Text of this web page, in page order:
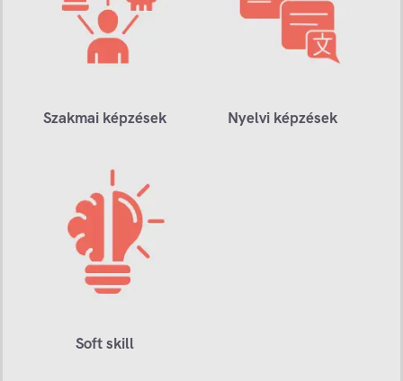
Szakmai képzések Nyelvi képzések
Soft skill